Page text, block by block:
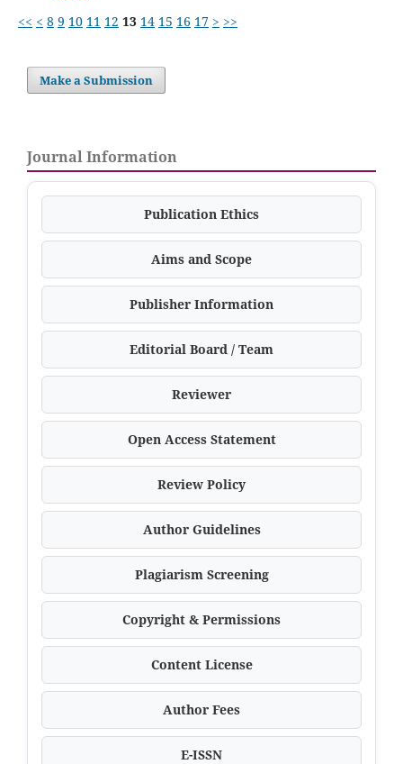
<< < 8 9 10 11 12 13 14 15 16 17 > >>
Make a Submission
Journal Information
Publication Ethics
Aims and Scope
Publisher Information
Editorial Board / Team
Reviewer
Open Access Statement
Review Policy
Author Guidelines
Plagiarism Screening
Copyright & Permissions
Content License
Author Fees
E-ISSN